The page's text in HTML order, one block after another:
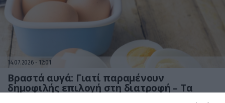
14.07.2026 12:01
Βραστά αυγά: Γιατί παραμένουν
δημοφιλής επιλογή στη διατροφή – Τα